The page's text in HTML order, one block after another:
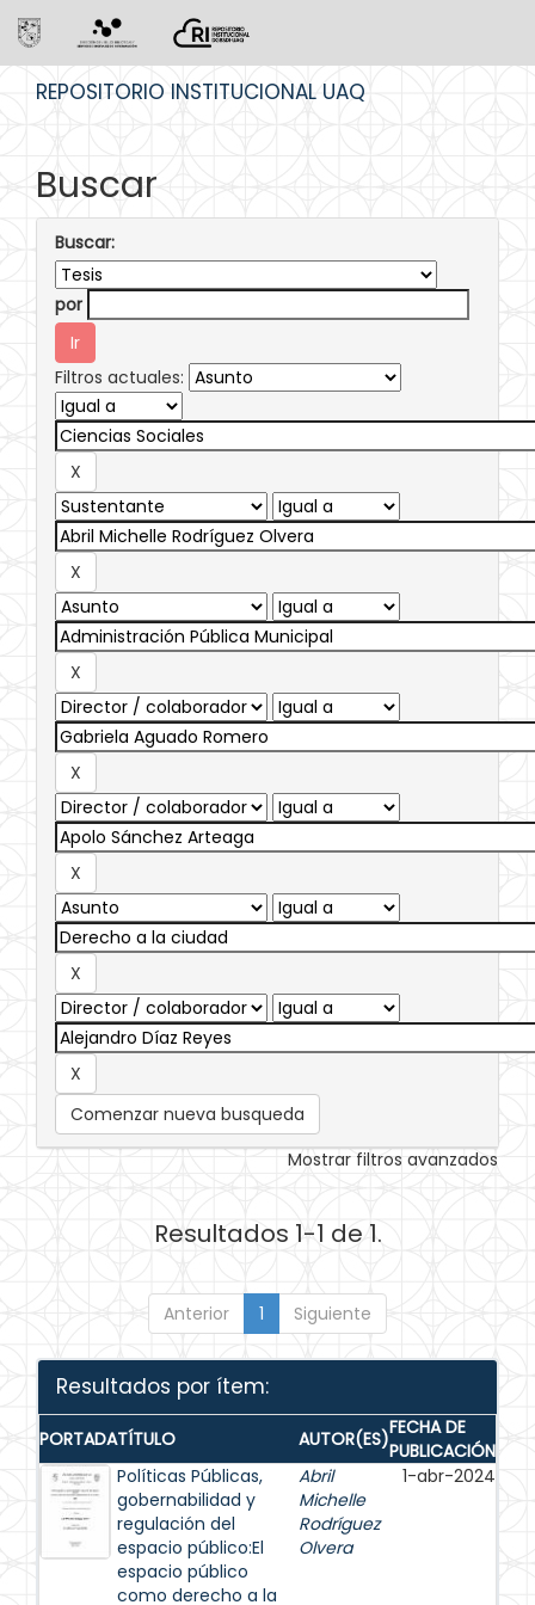
REPOSITORIO INSTITUCIONAL UAQ
Buscar
Buscar:
por
Filtros actuales:
Comenzar nueva busqueda
Mostrar filtros avanzados
Resultados 1-1 de 1.
Anterior 1 Siguiente
Resultados por ítem:
PORTADATÍTULO AUTOR(ES)FECHA DE
PUBLICACIÓN
Políticas Públicas,
gobernabilidad y
regulación del
espacio público:El
espacio público
como derecho a la
Abril
Michelle
Rodríguez
Olvera
1-abr-2024